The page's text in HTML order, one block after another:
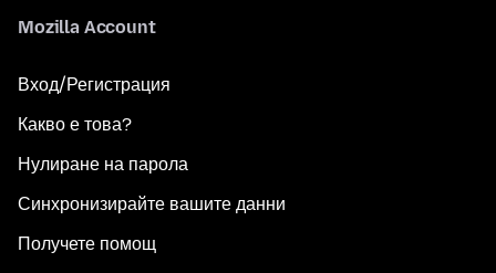
Mozilla Account
Вход/Регистрация
Какво е това?
Нулиране на парола
Синхронизирайте вашите данни
Получете помощ